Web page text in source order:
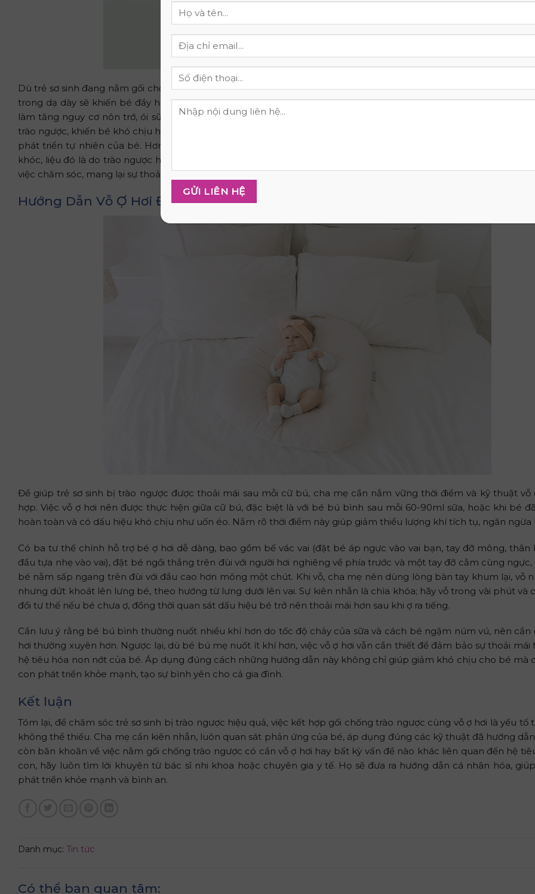
Dù trẻ sơ sinh đang nằm gối chống trào ngược, việc không vỗ ợ hơi đầy đủ vẫn có thể gây ra nhiều hệ lụy. Lượng
trong dạ dày sẽ khiến bé đầy hơi, chướng bụng kéo dài, dẫn đến khó chịu và quấy khóc liên tục. Tình trạng này
làm tăng nguy cơ nôn trớ, ói sữa đột ngột, thậm chí sặc do khí đẩy sữa lên, mà còn làm trầm trọng thêm các
trào ngược, khiến bé khó chịu hơn dù đã có gối hỗ trợ. Sự khó chịu kéo dài này ảnh hưởng tiêu cực đến giấc ngủ và
phát triển tự nhiên của bé. Hơn nữa, cha mẹ cũng sẽ gặp khó khăn trong việc xác định chính xác nguyên nhân
khóc, liệu đó là do trào ngược hay chỉ đơn thuần là đầy hơi. Hiểu rõ những hậu quả này sẽ giúp cha mẹ chủ động
việc chăm sóc, mang lại sự thoải mái, bình yên và nền tảng phát triển tốt nhất cho con yêu
Hướng Dẫn Vỗ Ợ Hơi Đúng Cách và Hiệu Quả Cho Bé Bị Trào Ngược
Để giúp trẻ sơ sinh bị trào ngược được thoải mái sau mỗi cữ bú, cha mẹ cần nắm vững thời điểm và kỹ thuật vỗ
hợp. Việc vỗ ợ hơi nên được thực hiện giữa cữ bú, đặc biệt là với bé bú bình sau mỗi 60-90ml sữa, hoặc khi bé
hoàn toàn và có dấu hiệu khó chịu như uốn éo. Nắm rõ thời điểm này giúp giảm thiểu lượng khí tích tụ, ngăn ngừa
Có ba tư thế chính hỗ trợ bé ợ hơi dễ dàng, bao gồm bế vác vai (đặt bé áp ngực vào vai bạn, tay đỡ mông, thân
đầu tựa nhẹ vào vai), đặt bé ngồi thẳng trên đùi với người hơi nghiêng về phía trước và một tay đỡ cằm cùng
bé nằm sấp ngang trên đùi với đầu cao hơn mông một chút. Khi vỗ, cha mẹ nên dùng lòng bàn tay khum lại, vỗ
nhưng dứt khoát lên lưng bé, theo hướng từ lưng dưới lên vai. Sự kiên nhẫn là chìa khóa; hãy vỗ trong vài phút và
đổi tư thế nếu bé chưa ợ, đồng thời quan sát dấu hiệu bé trở nên thoải mái hơn sau khi ợ ra tiếng.
Cần lưu ý rằng bé bú bình thường nuốt nhiều khí hơn do tốc độ chảy của sữa và cách bé ngậm núm vú, nên cần
hơi thường xuyên hơn. Ngược lại, dù bé bú mẹ nuốt ít khí hơn, việc vỗ ợ hơi vẫn cần thiết để đảm bảo sự thoải mái
hệ tiêu hóa non nớt của bé. Áp dụng đúng cách những hướng dẫn này không chỉ giúp giảm khó chịu cho bé mà
con phát triển khỏe mạnh, tạo sự bình yên cho cả gia đình.
Kết luận
Tóm lại, để chăm sóc trẻ sơ sinh bị trào ngược hiệu quả, việc kết hợp gối chống trào ngược cùng vỗ ợ hơi là yếu tố
không thể thiếu. Cha mẹ cần kiên nhẫn, luôn quan sát phản ứng của bé, áp dụng đúng các kỹ thuật đã hướng
còn băn khoăn về việc nằm gối chống trào ngược có cần vỗ ợ hơi hay bất kỳ vấn đề nào khác liên quan đến hệ
con, hãy luôn tìm lời khuyên từ bác sĩ nhi khoa hoặc chuyên gia y tế. Họ sẽ đưa ra hướng dẫn cá nhân hóa,
phát triển khỏe mạnh và bình an.
Danh mục: Tin tức
Có thể bạn quan tâm: